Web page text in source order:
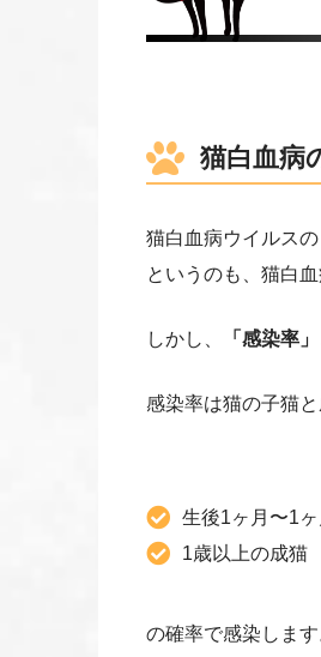
猫白血病
猫白血病ウイルスの
というのも、猫白
しかし、 「感染率」
感染率は猫の子猫
生後1ヶ月〜1
1歳以上の成
の確率で感染します